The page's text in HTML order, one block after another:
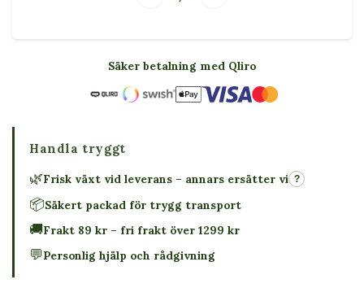
Säker betalning med Qliro
Handla tryggt
🌿Frisk växt vid leverans – annars ersätter vi ?
📦Säkert packad för trygg transport
🚚Frakt 89 kr – fri frakt över 1299 kr
💬Personlig hjälp och rådgivning